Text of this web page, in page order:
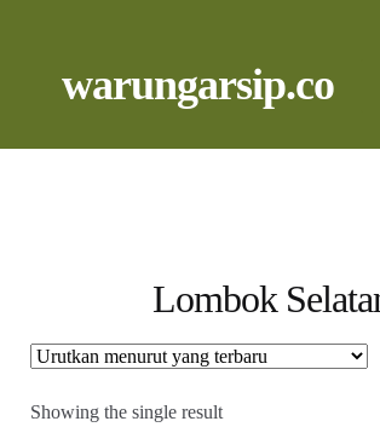
to
to
warungarsip.co
Beranda
Foto
Suara
Lombok
Showing the single result